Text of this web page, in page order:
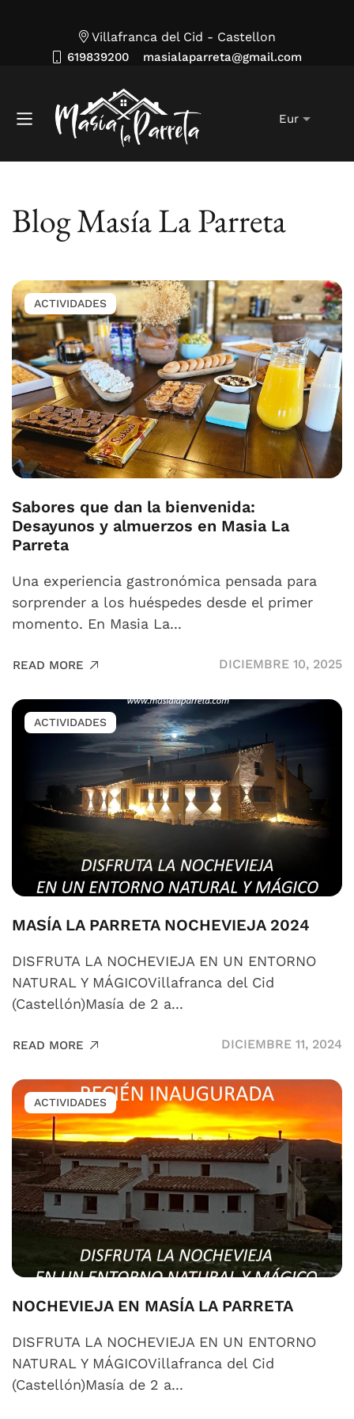
Villafranca del Cid - Castellon
619839200 masialaparreta@gmail.com
Blog Masía La Parreta
ACTIVIDADES
Sabores que dan la bienvenida:
Desayunos y almuerzos en Masia La
Parreta
Una experiencia gastronómica pensada para
sorprender a los huéspedes desde el primer
momento. En Masia La...
READ MORE DICIEMBRE 10, 2025
ACTIVIDADES
MASÍA LA PARRETA NOCHEVIEJA 2024
DISFRUTA LA NOCHEVIEJA EN UN ENTORNO
NATURAL Y MÁGICOVillafranca del Cid
(Castellón)Masía de 2 a...
READ MORE DICIEMBRE 11, 2024
ACTIVIDADES
NOCHEVIEJA EN MASÍA LA PARRETA
DISFRUTA LA NOCHEVIEJA EN UN ENTORNO
NATURAL Y MÁGICOVillafranca del Cid
(Castellón)Masía de 2 a...